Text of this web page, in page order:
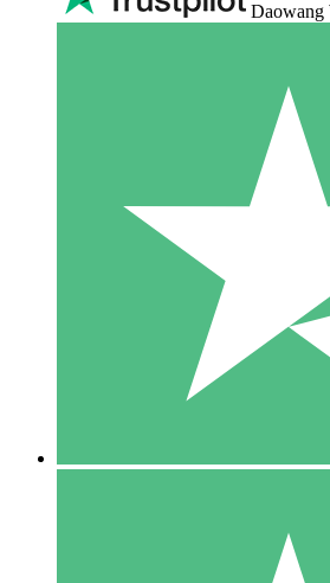
Daowang